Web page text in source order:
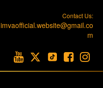
Contact Us:
imvaofficial.website@gmail.co
m
    